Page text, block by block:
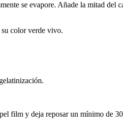
se evapore. Añade la mitad del
su color verde vivo.
film y deja reposar un mínimo de